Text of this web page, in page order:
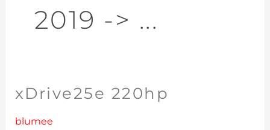
2019 -> ...
xDrive25e 220hp
blumee
xDrive25e